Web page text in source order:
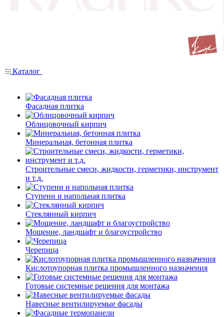
Каталог
Фасадная плитка
Облицовочный кирпич
Минеральная, бетонная плитка
Строительные смеси, жидкости, герметики, инструмент
и т.д.
Ступени и напольная плитка
Cтеклянный кирпич
Мощение, ландшафт и благоустройство
Черепица
Кислотоупорная плитка промышленного назначения
Готовые системные решения для монтажа
Навесные вентилируемые фасады